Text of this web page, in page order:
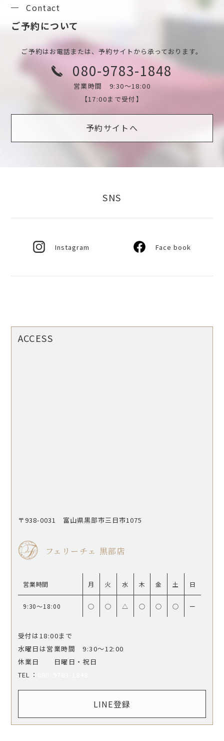
Contact
ご予約について
ご予約はお電話または、予約サイトから承っております。
080-9783-1848
営業時間 9:30～18:00
【17:00まで受付】
予約サイトへ
SNS
Instagram Face book
ACCESS
〒938-0031 富山県黒部市三日市1075
フェリーチェ 黒部店
営業時間 月 火 水 木 金 土 日
9:30〜18:00 ○ ○ △ ○ ○ ○ ー
受付は18:00まで
水曜日は営業時間 9:30〜12:00
休業日 日曜日・祝日
​​​​​​​TEL：
LINE登録